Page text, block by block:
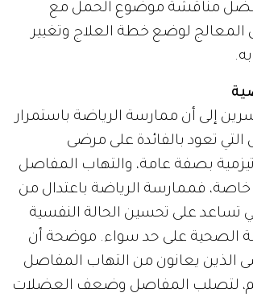
مناقشة موضوع الحمل مع
لوضع خطة العلاج وتغيير
إلى أن ممارسة الرياضة باستمرار
تعود بالفائدة على مرضى
بصفة عامة، والتهاب المفاصل
فممارسة الرياضة باعتدال من
تساعد على تحسين الحالة النفسية
الصحية على حد سواء. موضحة أن
الذين يعانون من التهاب المفاصل
لتصلب المفاصل وضعف العضلات